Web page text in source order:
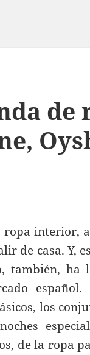
de
interior,
de casa. Y,
también,
español.
los
de la ropa